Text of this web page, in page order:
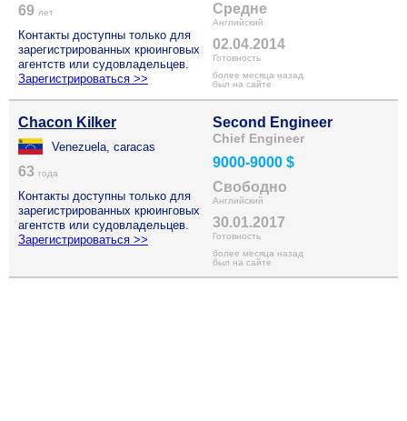
69 лет
Контакты доступны только для
зарегистрированных крюинговых
агентств или судовладельцев.
Зарегистрироваться >>
Средне
Английский
02.04.2014
Готовность
более месяца назад
был на сайте
Chacon Kilker
Venezuela, caracas
63 года
Контакты доступны только для
зарегистрированных крюинговых
агентств или судовладельцев.
Зарегистрироваться >>
Second Engineer
Chief Engineer
9000-9000 $
Свободно
Английский
30.01.2017
Готовность
более месяца назад
был на сайте